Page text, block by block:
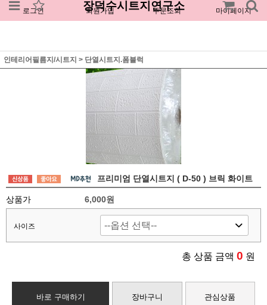
로그인 회원가입 주문조회 마이페이지
장덕수시트지연구소
인테리어필름지/시트지 > 단열시트지.폼블럭
프리미엄 단열시트지 ( D-50 ) 브릭 화이트
상품가 6,000원
사이즈
총 상품 금액 0 원
바로 구매하기 장바구니 관심상품